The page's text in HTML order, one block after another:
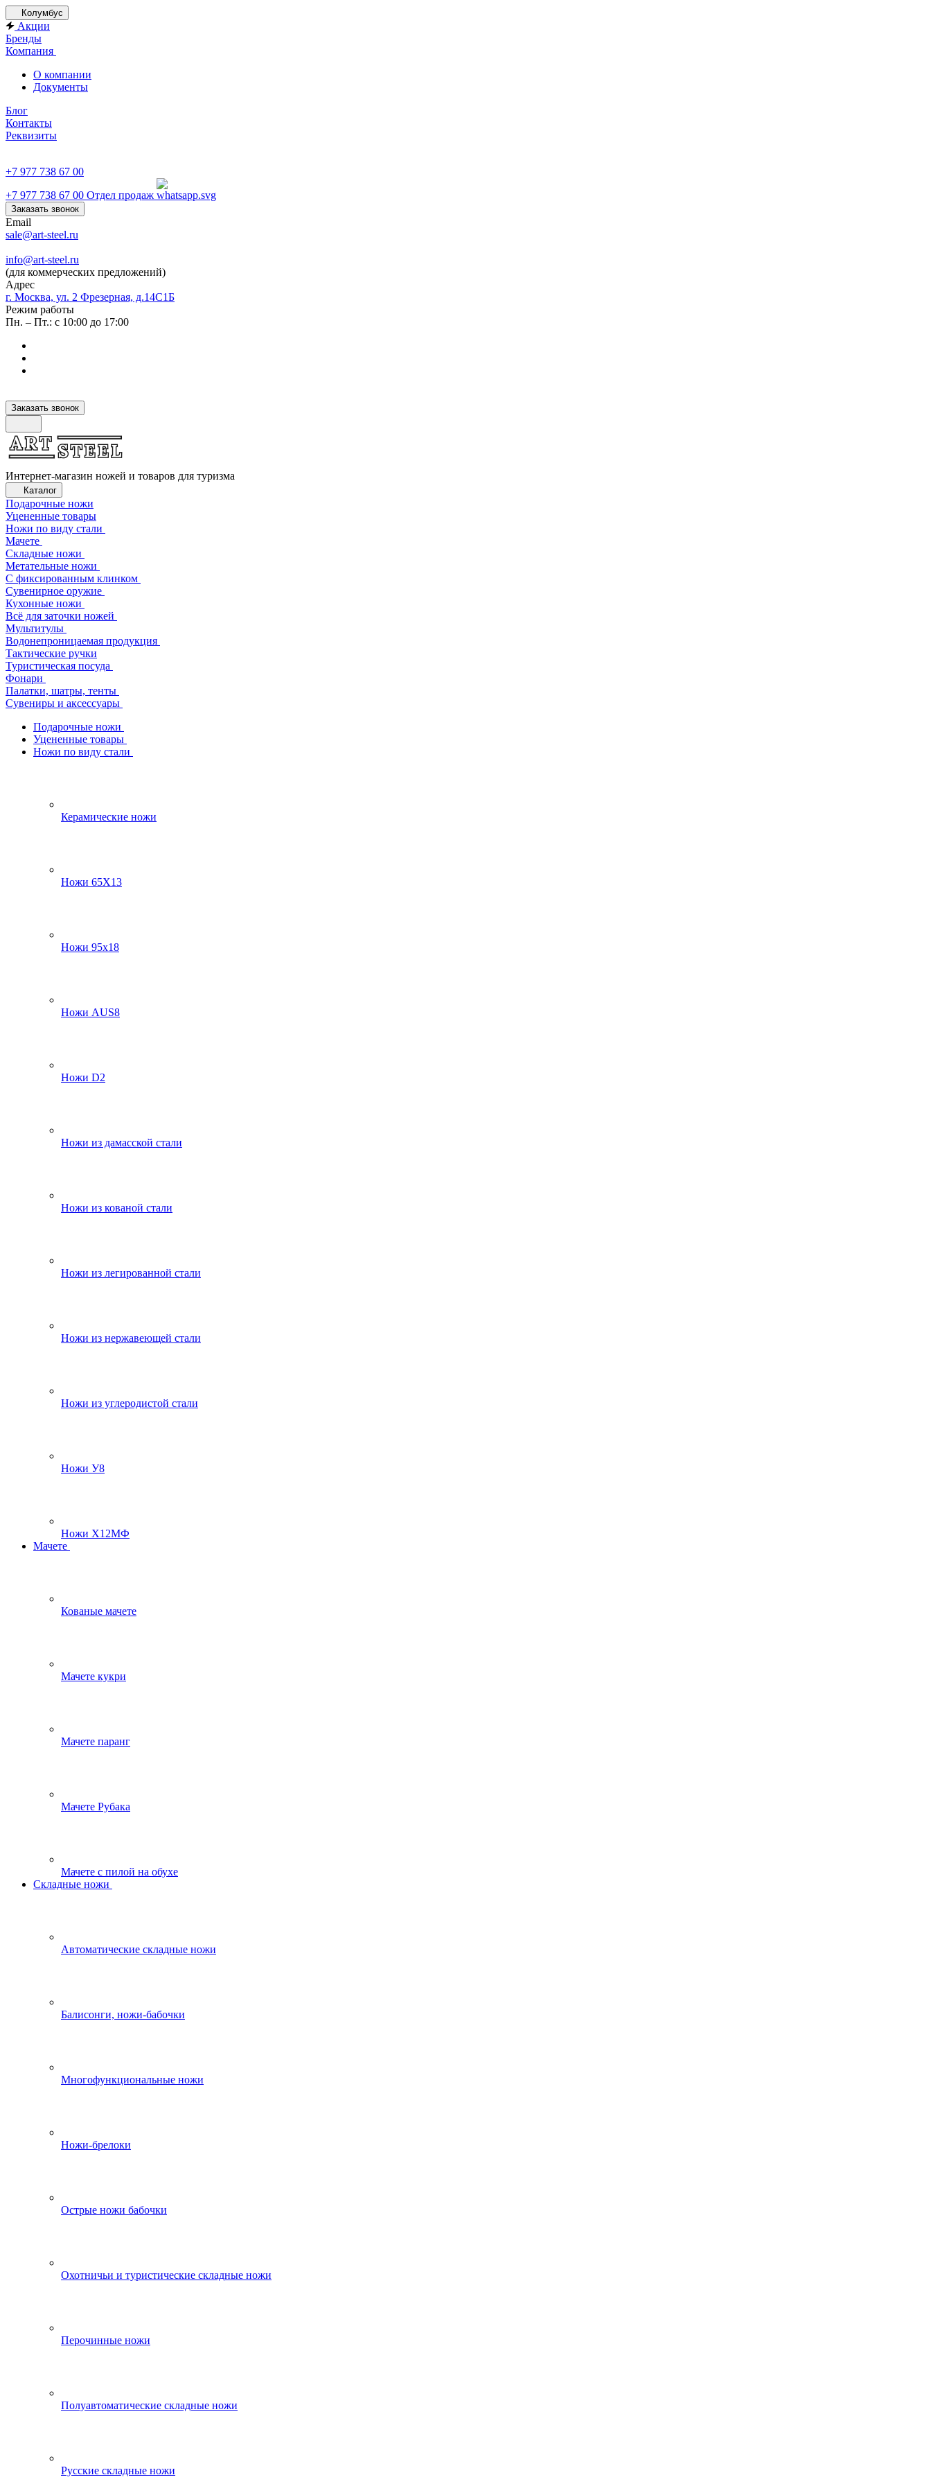
Колумбус
Акции
Бренды
Компания
О компании
Документы
Блог
Контакты
Реквизиты
+7 977 738 67 00
+7 977 738 67 00 Отдел продаж
Заказать звонок
Email
sale@art-steel.ru
info@art-steel.ru
(для коммерческих предложений)
Адрес
г. Москва, ул. 2 Фрезерная, д.14С1Б
Режим работы
Пн. – Пт.: с 10:00 до 17:00
Заказать звонок
Интернет-магазин ножей и товаров для туризма
Каталог
Подарочные ножи
Уцененные товары
Ножи по виду стали
Мачете
Складные ножи
Метательные ножи
С фиксированным клинком
Сувенирное оружие
Кухонные ножи
Всё для заточки ножей
Мультитулы
Водонепроницаемая продукция
Тактические ручки
Туристическая посуда
Фонари
Палатки, шатры, тенты
Сувениры и аксессуары
Подарочные ножи
Уцененные товары
Ножи по виду стали
Керамические ножи
Ножи 65Х13
Ножи 95х18
Ножи AUS8
Ножи D2
Ножи из дамасской стали
Ножи из кованой стали
Ножи из легированной стали
Ножи из нержавеющей стали
Ножи из углеродистой стали
Ножи У8
Ножи Х12МФ
Мачете
Кованые мачете
Мачете кукри
Мачете паранг
Мачете Рубака
Мачете с пилой на обухе
Складные ножи
Автоматические складные ножи
Балисонги, ножи-бабочки
Многофункциональные ножи
Ножи-брелоки
Острые ножи бабочки
Охотничьи и туристические складные ножи
Перочинные ножи
Полуавтоматические складные ножи
Русские складные ножи